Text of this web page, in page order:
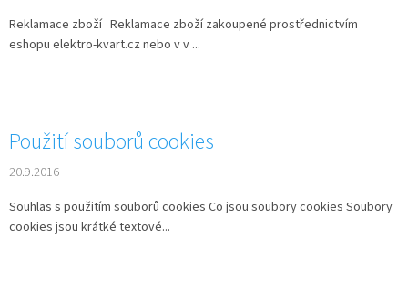
Reklamace zboží Reklamace zboží zakoupené prostřednictvím
eshopu elektro-kvart.cz nebo v v ...
Použití souborů cookies
20.9.2016
Souhlas s použitím souborů cookies Co jsou soubory cookies Soubory
cookies jsou krátké textové...